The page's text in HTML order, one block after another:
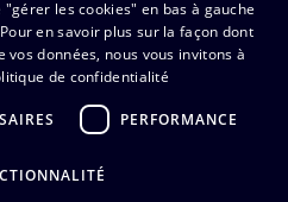
les cookies" en bas à gauche
Pour en savoir plus sur la façon dont
données, nous vous invitons à
de confidentialité
PERFORMANCE